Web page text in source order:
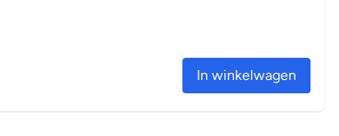
In winkelwagen